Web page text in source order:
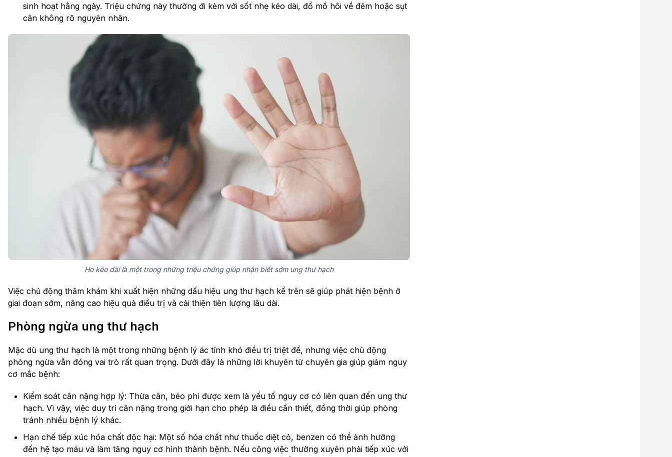
sinh hoạt hằng ngày. Triệu chứng này thường đi kèm với sốt nhẹ kéo dài, đổ mồ hôi về đêm hoặc sụt
cân không rõ nguyên nhân.
Ho kéo dài là một trong những triệu chứng giúp nhận biết sớm ung thư hạch
Việc chủ động thăm khám khi xuất hiện những dấu hiệu ung thư hạch kể trên sẽ giúp phát hiện bệnh ở
giai đoạn sớm, nâng cao hiệu quả điều trị và cải thiện tiên lượng lâu dài.
Phòng ngừa ung thư hạch
Mặc dù ung thư hạch là một trong những bệnh lý ác tính khó điều trị triệt để, nhưng việc chủ động
phòng ngừa vẫn đóng vai trò rất quan trọng. Dưới đây là những lời khuyên từ chuyên gia giúp giảm nguy
cơ mắc bệnh:
Kiểm soát cân nặng hợp lý: Thừa cân, béo phì được xem là yếu tố nguy cơ có liên quan đến ung thư
hạch. Vì vậy, việc duy trì cân nặng trong giới hạn cho phép là điều cần thiết, đồng thời giúp phòng
tránh nhiều bệnh lý khác.
Hạn chế tiếp xúc hóa chất độc hại: Một số hóa chất như thuốc diệt cỏ, benzen có thể ảnh hưởng
đến hệ tạo máu và làm tăng nguy cơ hình thành bệnh. Nếu công việc thường xuyên phải tiếp xúc với